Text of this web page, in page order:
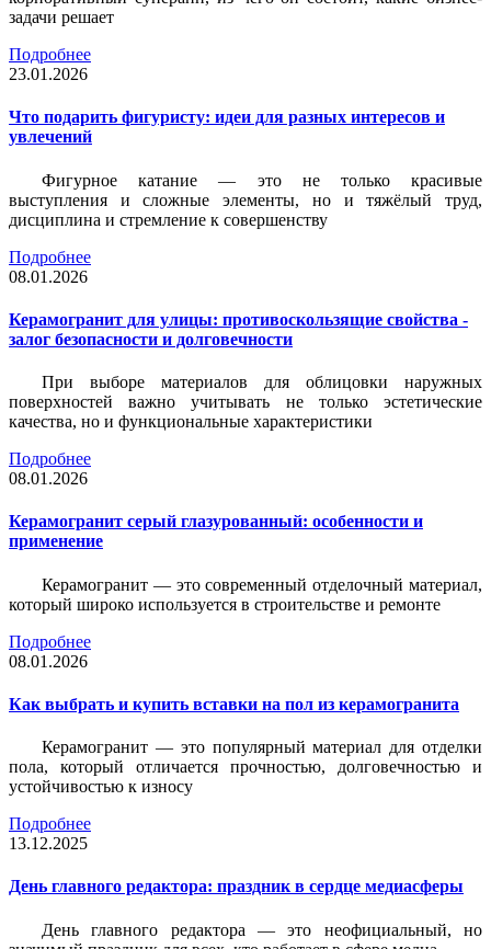
задачи решает
Подробнее
23.01.2026
Что подарить фигуристу: идеи для разных интересов и
увлечений
Фигурное катание — это не только красивые
выступления и сложные элементы, но и тяжёлый труд,
дисциплина и стремление к совершенству
Подробнее
08.01.2026
Керамогранит для улицы: противоскользящие свойства -
залог безопасности и долговечности
При выборе материалов для облицовки наружных
поверхностей важно учитывать не только эстетические
качества, но и функциональные характеристики
Подробнее
08.01.2026
Керамогранит серый глазурованный: особенности и
применение
Керамогранит — это современный отделочный материал,
который широко используется в строительстве и ремонте
Подробнее
08.01.2026
Как выбрать и купить вставки на пол из керамогранита
Керамогранит — это популярный материал для отделки
пола, который отличается прочностью, долговечностью и
устойчивостью к износу
Подробнее
13.12.2025
День главного редактора: праздник в сердце медиасферы
День главного редактора — это неофициальный, но